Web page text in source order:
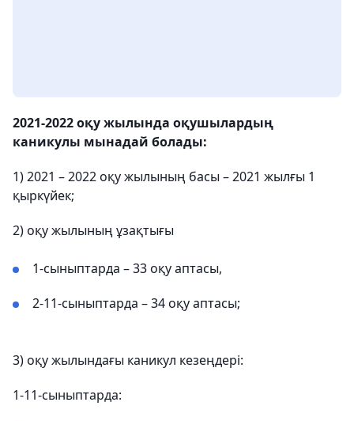
2021-2022 оқу жылында оқушылардың
каникулы мынадай болады:
1) 2021 – 2022 оқу жылының басы – 2021 жылғы 1
қыркүйек;
2) оқу жылының ұзақтығы
1-сыныптарда – 33 оқу аптасы,
2-11-сыныптарда – 34 оқу аптасы;
3) оқу жылындағы каникул кезеңдері:
1-11-сыныптарда: